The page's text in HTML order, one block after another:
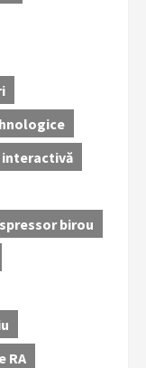
interactivă
birou
RA